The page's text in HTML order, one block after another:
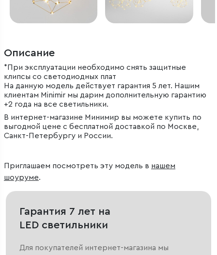
Описание
*При эксплуатации необходимо снять защитные
клипсы со светодиодных плат
На данную модель действует гарантия 5 лет. Нашим
клиентам Minimir мы дарим дополнительную гарантию
+2 года на все светильники.
В интернет-магазине Минимир вы можете купить по
выгодной цене с бесплатной доставкой по Москве,
Санкт-Петербургу и России.
Приглашаем посмотреть эту модель в нашем
шоуруме.
Гарантия 7 лет на
LED светильники
Для покупателей интернет-магазина мы